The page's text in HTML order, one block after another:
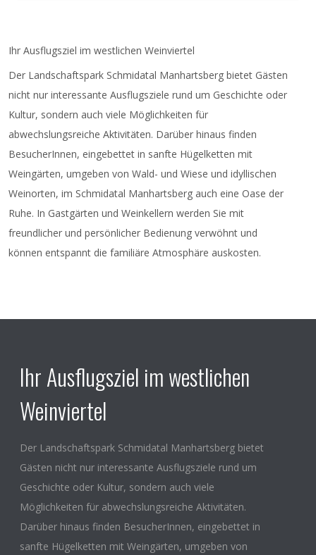
Ihr Ausflugsziel im westlichen Weinviertel
Der Landschaftspark Schmidatal Manhartsberg bietet Gästen
nicht nur interessante Ausflugsziele rund um Geschichte oder
Kultur, sondern auch viele Möglichkeiten für
abwechslungsreiche Aktivitäten. Darüber hinaus finden
BesucherInnen, eingebettet in sanfte Hügelketten mit
Weingärten, umgeben von Wald- und Wiese und idyllischen
Weinorten, im Schmidatal Manhartsberg auch eine Oase der
Ruhe. In Gastgärten und Weinkellern werden Sie mit
freundlicher und persönlicher Bedienung verwöhnt und
können entspannt die familiäre Atmosphäre auskosten.
Ihr Ausflugsziel im westlichen
Weinviertel
Der Landschaftspark Schmidatal Manhartsberg bietet
Gästen nicht nur interessante Ausflugsziele rund um
Geschichte oder Kultur, sondern auch viele
Möglichkeiten für abwechslungsreiche Aktivitäten.
Darüber hinaus finden BesucherInnen, eingebettet in
sanfte Hügelketten mit Weingärten, umgeben von